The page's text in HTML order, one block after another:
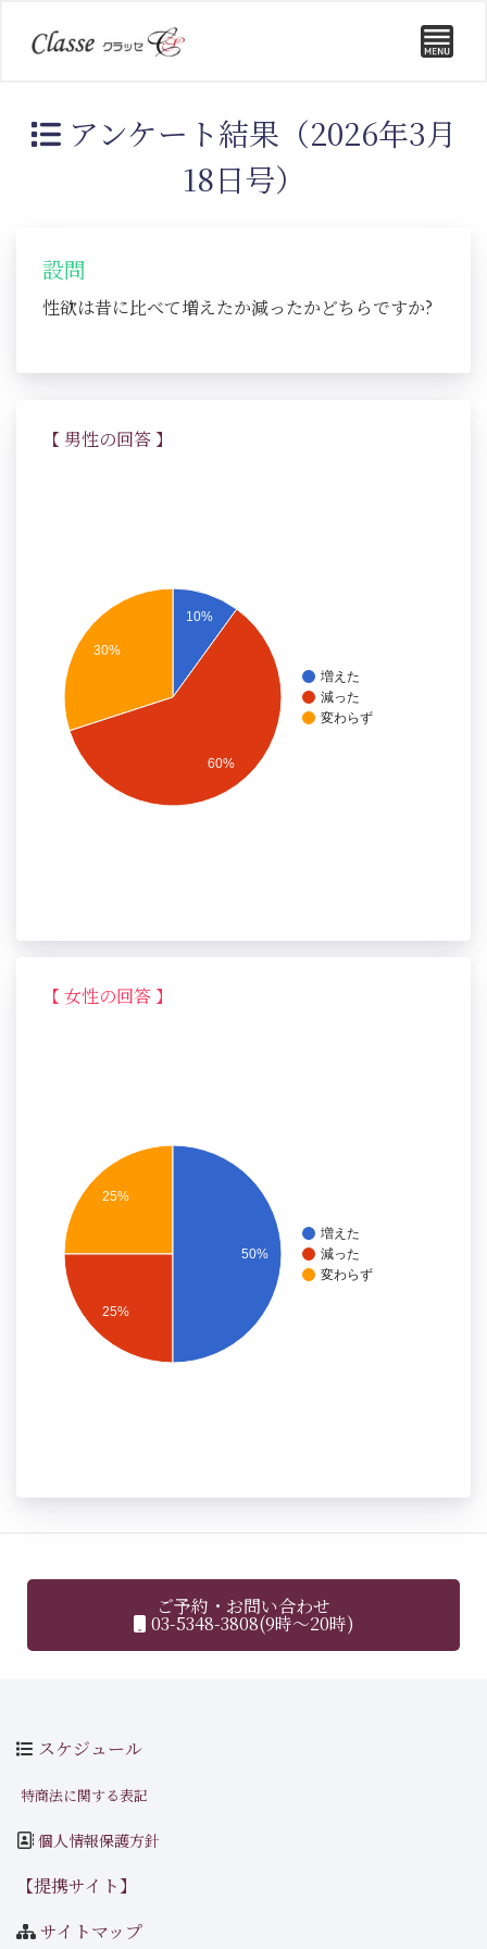
アンケート結果（2026年3月
18日号）
設問
性欲は昔に比べて増えたか減ったかどちらですか?
【 男性の回答 】
増えた
減った
変わらず
10%
30%
60%
【 女性の回答 】
増えた
減った
変わらず
25%
25%
50%
ご予約・お問い合わせ
03-5348-3808(9時～20時)
スケジュール
特商法に関する表記
個人情報保護方針
【提携サイト】
サイトマップ